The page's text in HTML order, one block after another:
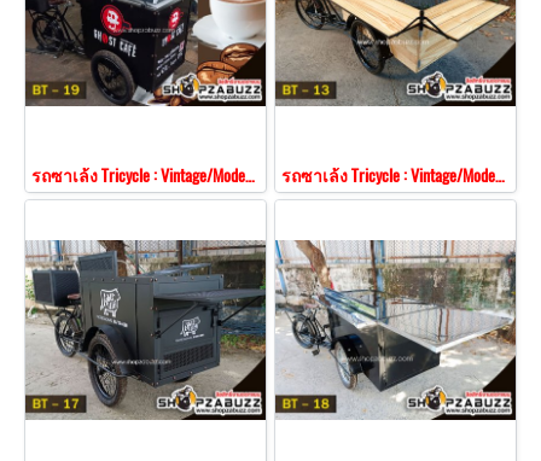
รถซาเล้ง Tricycle : Vintage/Modern Style BT - 19 รถซาเล้ง Tricycle : Vintage/Modern Style BT - 13